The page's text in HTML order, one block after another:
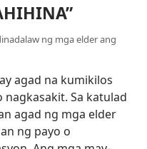
ng mga elder ang
agad na kumikilos
Sa katulad
agad ng mga elder
ng payo o